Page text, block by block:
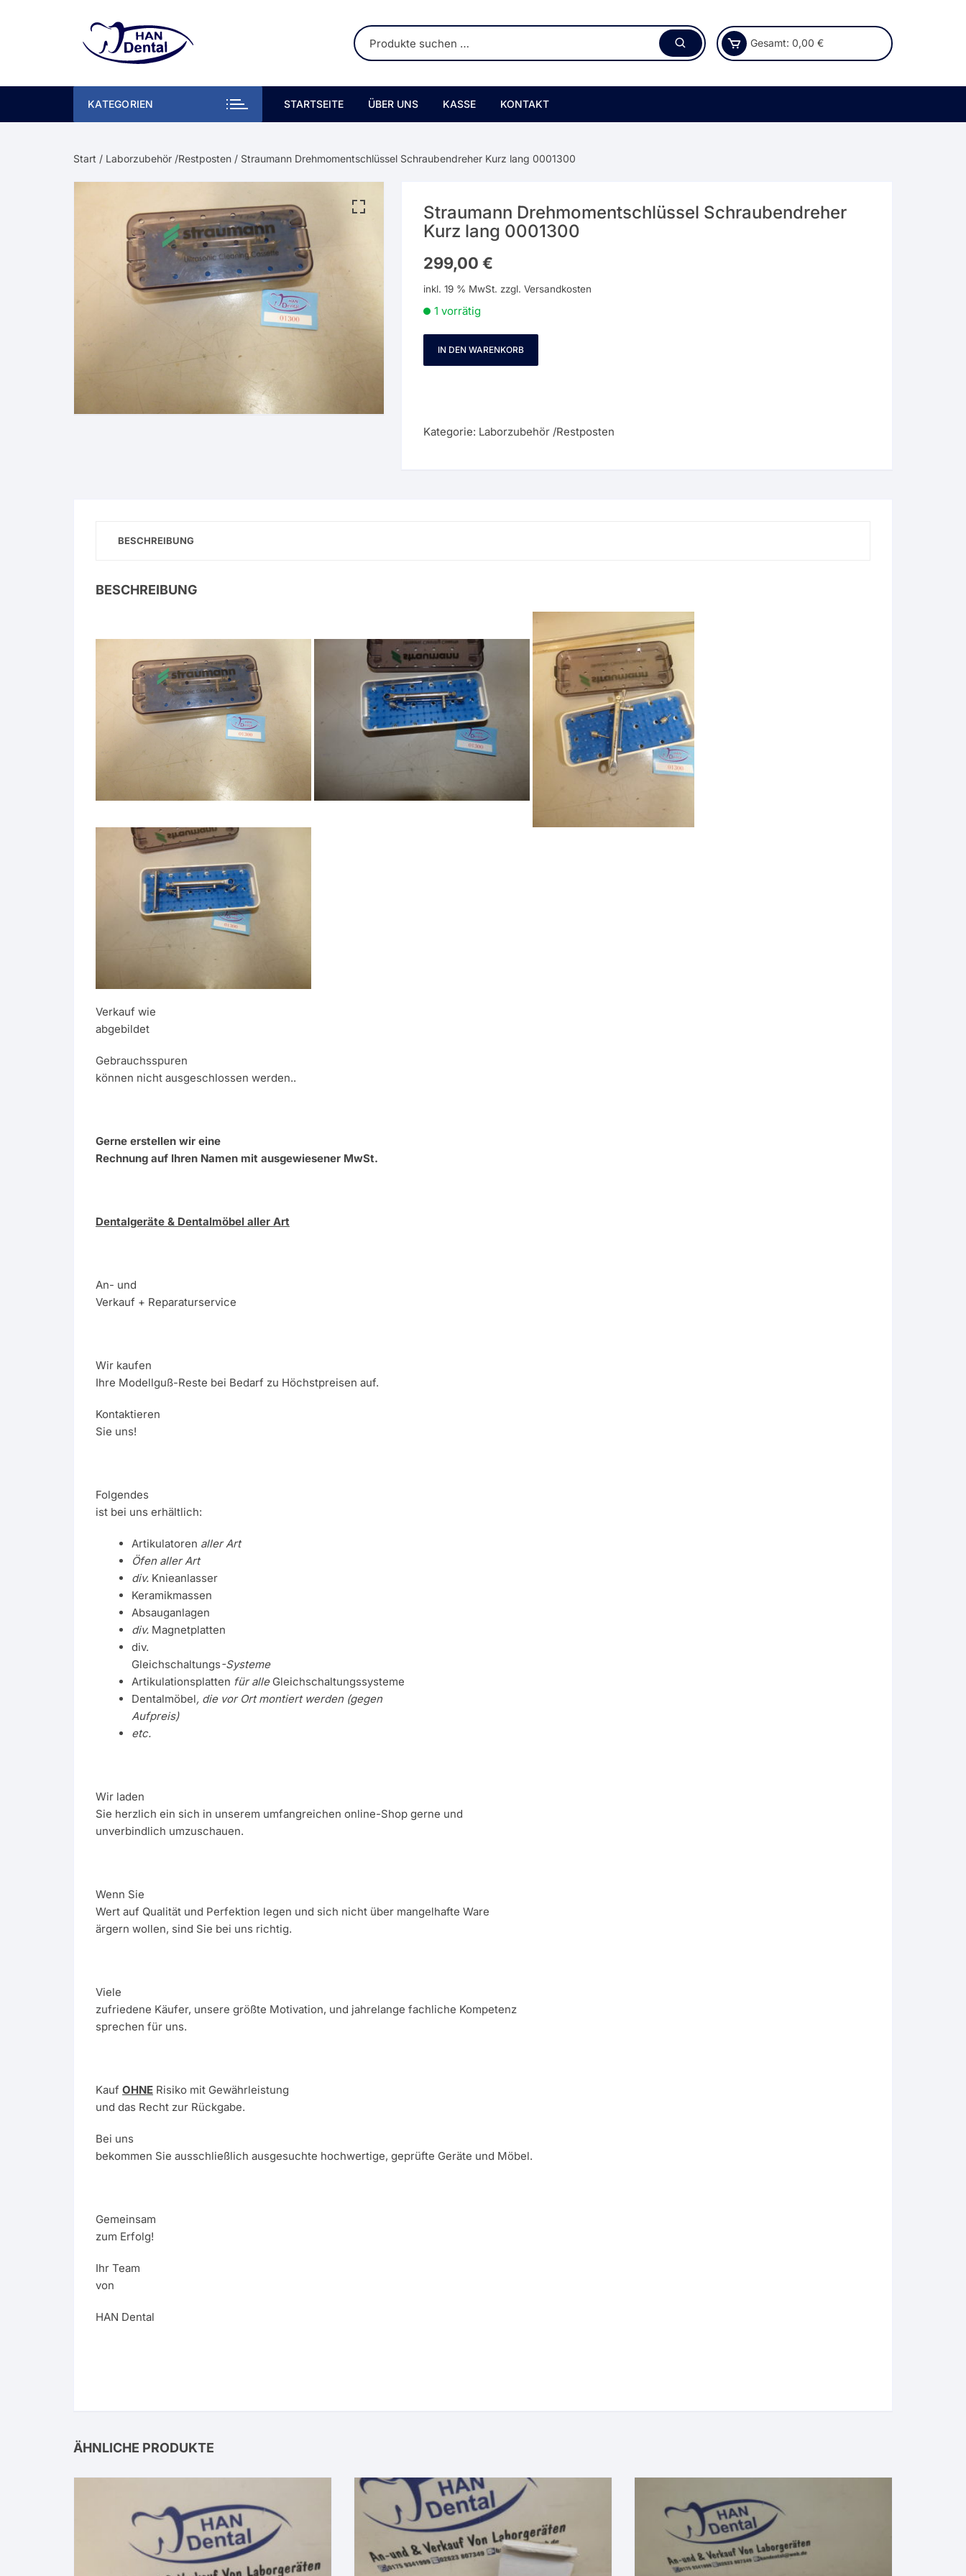
Gesamt: 0,00 €
KATEGORIEN STARTSEITE ÜBER UNS KASSE KONTAKT
Start / Laborzubehör /Restposten / Straumann Drehmomentschlüssel Schraubendreher Kurz lang 0001300
Straumann Drehmomentschlüssel Schraubendreher
Kurz lang 0001300
299,00 €
inkl. 19 % MwSt. zzgl. Versandkosten
1 vorrätig
Straumann
lang
IN DEN WARENKORB
Kategorie: Laborzubehör /Restposten
BESCHREIBUNG
BESCHREIBUNG
Verkauf wie
abgebildet
Gebrauchsspuren
können nicht ausgeschlossen werden..
Gerne erstellen wir eine
Rechnung auf Ihren Namen mit ausgewiesener MwSt.
Dentalgeräte & Dentalmöbel aller Art
An- und
Verkauf + Reparaturservice
Wir kaufen
Ihre Modellguß-Reste bei Bedarf zu Höchstpreisen auf.
Kontaktieren
Sie uns!
Folgendes
ist bei uns erhältlich:
Artikulatoren aller Art
Öfen aller Art
div. Knieanlasser
Keramikmassen
Absauganlagen
div. Magnetplatten
div.
Gleichschaltungs-Systeme
Artikulationsplatten für alle Gleichschaltungssysteme
Dentalmöbel, die vor Ort montiert werden (gegen
Aufpreis)
etc.
Wir laden
Sie herzlich ein sich in unserem umfangreichen online-Shop gerne und
unverbindlich umzuschauen.
Wenn Sie
Wert auf Qualität und Perfektion legen und sich nicht über mangelhafte Ware
ärgern wollen, sind Sie bei uns richtig.
Viele
zufriedene Käufer, unsere größte Motivation, und jahrelange fachliche Kompetenz
sprechen für uns.
Kauf OHNE Risiko mit Gewährleistung
und das Recht zur Rückgabe.
Bei uns
bekommen Sie ausschließlich ausgesuchte hochwertige, geprüfte Geräte und Möbel.
Gemeinsam
zum Erfolg!
Ihr Team
von
HAN Dental
ÄHNLICHE PRODUKTE